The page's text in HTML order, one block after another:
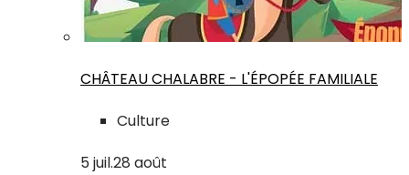
CHÂTEAU CHALABRE - L'ÉPOPÉE FAMILIALE
Culture
5 juil.28 août